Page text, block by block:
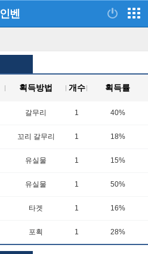
인벤
획득방법 개수 획득률
갈무리 1 40%
꼬리 갈무리 1 18%
유실물 1 15%
유실물 1 50%
타겟 1 16%
포획 1 28%